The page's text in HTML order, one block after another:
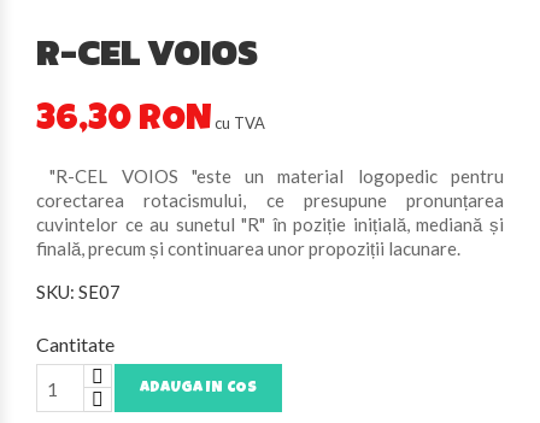
R-CEL VOIOS
36,30 RONcu TVA
"R-CEL VOIOS "este un material logopedic pentru
corectarea rotacismului, ce presupune pronunțarea
cuvintelor ce au sunetul "R" în poziție inițială, mediană și
finală, precum și continuarea unor propoziții lacunare.
SKU: SE07
Cantitate
ADAUGA IN COS